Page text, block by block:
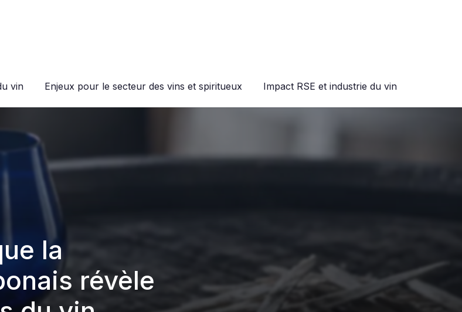
vin Enjeux pour le secteur des vins et spiritueux Impact RSE et industrie du vin
la
révèle